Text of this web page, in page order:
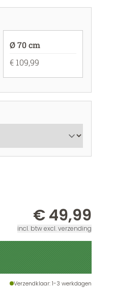
Ø 70 cm
€ 109,99
€ 49,99
incl. btw excl. verzending
Verzendklaar: 1-3 werkdagen